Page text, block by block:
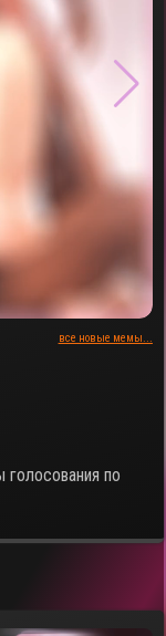
все новые мемы...
голосования по